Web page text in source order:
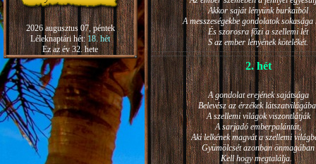
2026 augusztus 07, péntek
Léleknaptári hét:18. hét
Ez az év 32. hete
Akkor saját lényünk burkaiból
A messzeségekbe gondolatok sokasága
És szorosra főzi a szellemi lét
S az ember lényének kötelékét.
2. hét
A gondolat erejének sajátsága
Belevész az érzékek
A szellemi világok viszontlátják
A sarjadó emberpalántát,
Aki lelkének magvát a szellemi
Gyümölcsét azonban önmagában
Kell hogy megtalálja.